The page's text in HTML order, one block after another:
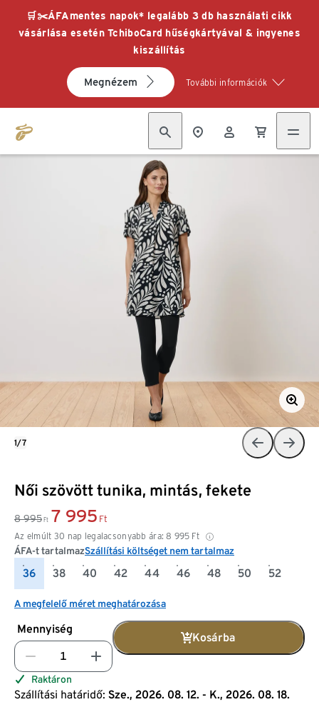
🛒✂️ÁFAmentes napok* legalább 3 db használati cikk
vásárlása esetén TchiboCard hűségkártyával & ingyenes
kiszállítás
Megnézem További információk
Női szövött tunika, mintás, fekete
8 995 Ft 7 995 Ft
Az elmúlt 30 nap legalacsonyabb ára: 8 995 Ft
ÁFA-t tartalmazSzállítási költséget nem tartalmaz
36 38 40 42 44 46 48 50 52
A megfelelő méret meghatározása
Mennyiség
Kosárba
Raktáron
Szállítási határidő: Sze., 2026. 08. 12. - K., 2026. 08. 18.
1/7